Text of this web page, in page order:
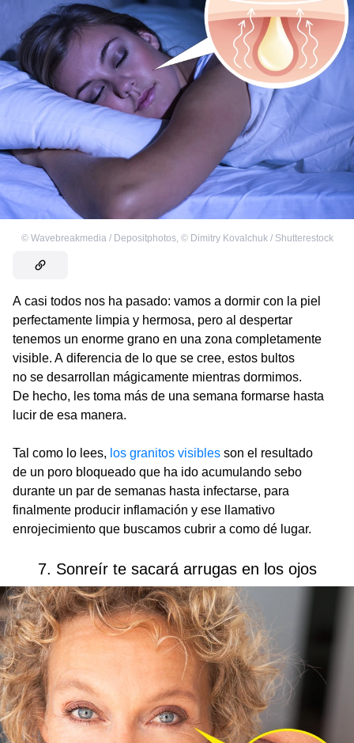
© Wavebreakmedia / Depositphotos, © Dimitry Kovalchuk / Shutterestock
A casi todos nos ha pasado: vamos a dormir con la piel
perfectamente limpia y hermosa, pero al despertar
tenemos un enorme grano en una zona completamente
visible. A diferencia de lo que se cree, estos bultos
no se desarrollan mágicamente mientras dormimos.
De hecho, les toma más de una semana formarse hasta
lucir de esa manera.
Tal como lo lees, los granitos visibles son el resultado
de un poro bloqueado que ha ido acumulando sebo
durante un par de semanas hasta infectarse, para
finalmente producir inflamación y ese llamativo
enrojecimiento que buscamos cubrir a como dé lugar.
7. Sonreír te sacará arrugas en los ojos